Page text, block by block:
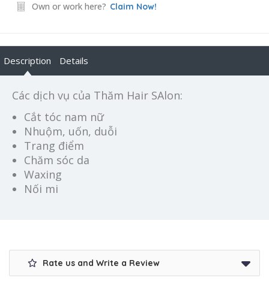
Own or work here? Claim Now!
Description Details
Các dịch vụ của Thăm Hair SAlon:
Cắt tóc nam nữ
Nhuộm, uốn, duỗi
Trang điểm
Chăm sóc da
Waxing
Nối mi
Rate us and Write a Review